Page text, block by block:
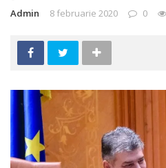
Admin 8 februarie 2020 0